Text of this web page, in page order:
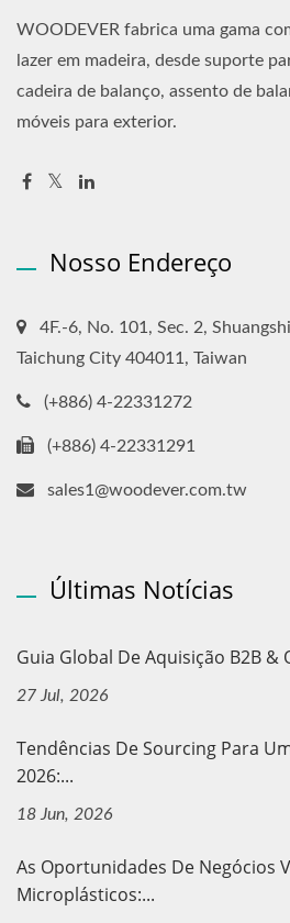
WOODEVER fabrica uma gama
lazer em madeira, desde suporte
cadeira de balanço, assento de
móveis para exterior.
Nosso Endereço
4F.-6, No. 101, Sec. 2,
Taichung City 404011, Taiwan
(+886) 4-22331272
(+886) 4-22331291
sales1@woodever.com.tw
Últimas Notícias
Guia Global De Aquisição B2B &
27 Jul, 2026
Tendências De Sourcing Para
2026:...
18 Jun, 2026
As Oportunidades De Negócios
Microplásticos:...